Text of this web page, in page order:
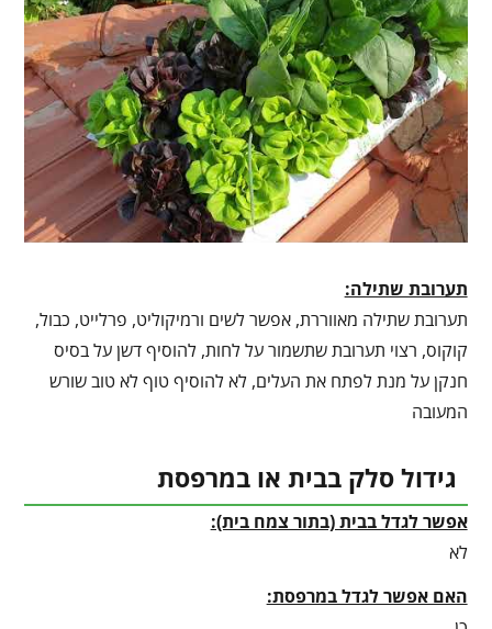
תערובת שתילה:
תערובת שתילה מאווררת, אפשר לשים ורמיקוליט, פרלייט, כבול,
קוקוס, רצוי תערובת שתשמור על לחות, להוסיף דשן על בסיס
חנקן על מנת לפתח את העלים, לא להוסיף טוף לא טוב שורש
המעובה
גידול סלק בבית או במרפסת
אפשר לגדל בבית (בתור צמח בית):
לא
האם אפשר לגדל במרפסת: